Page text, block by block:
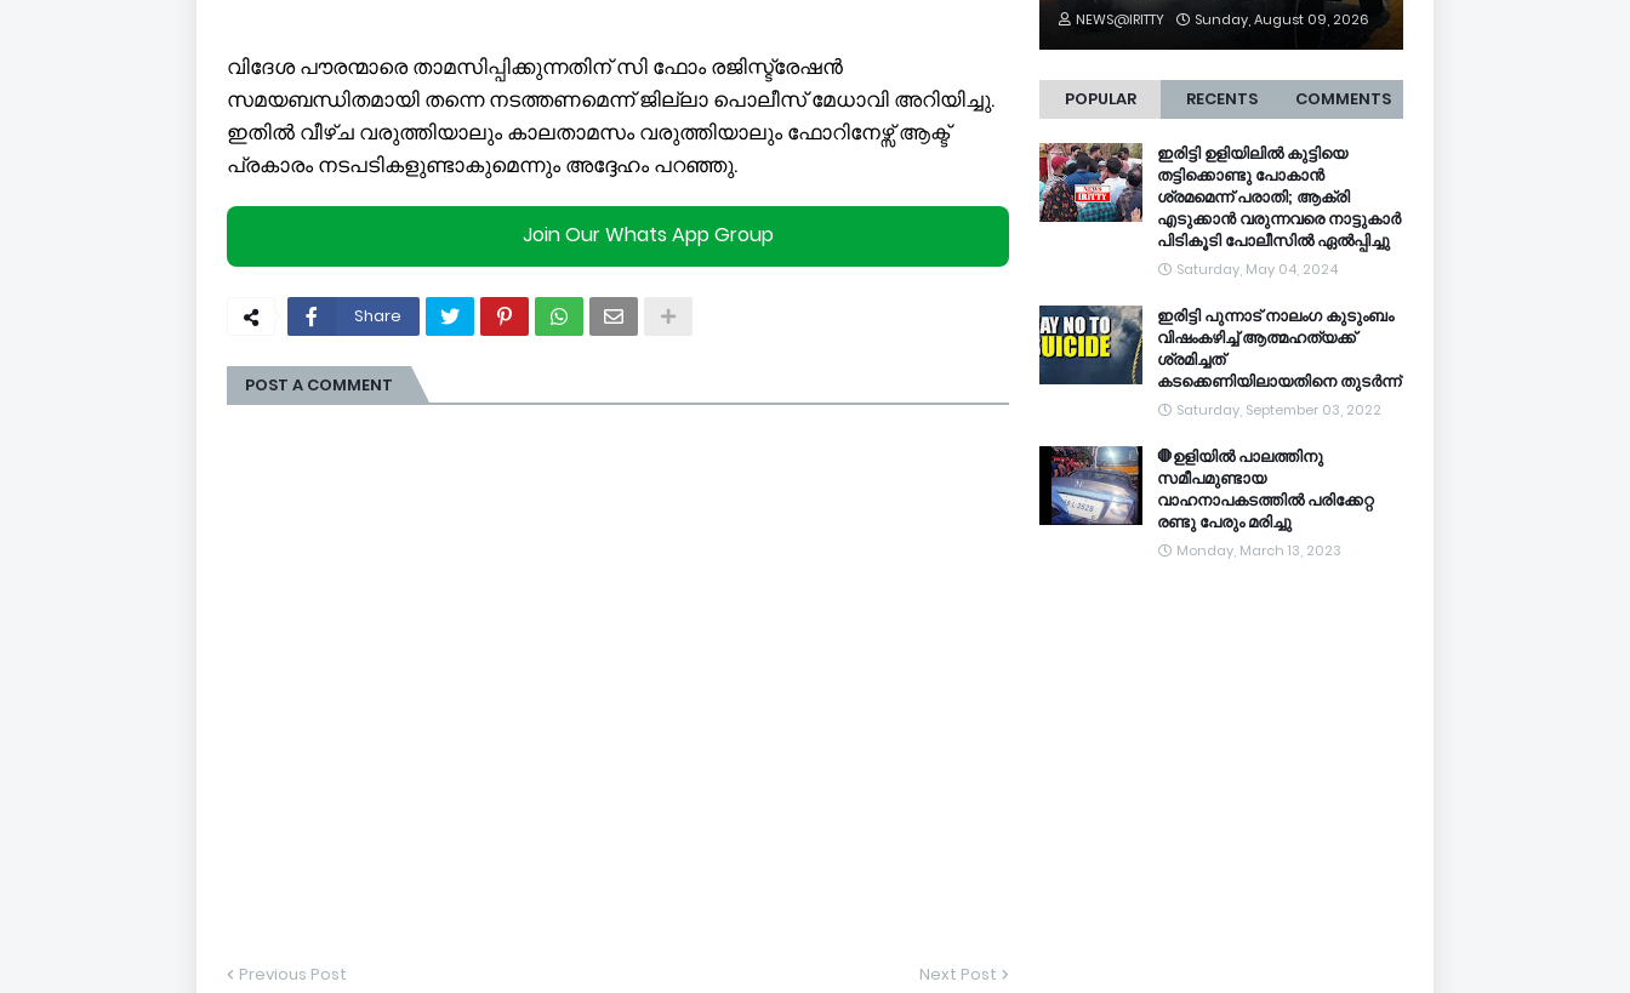
വിദേശ പൗരന്മാരെ താമസിപ്പിക്കുന്നതിന് സി ഫോം രജിസ്ട്രേഷന്‍
സമയബന്ധിതമായി തന്നെ നടത്തണമെന്ന് ജില്ലാ പൊലീസ് മേധാവി അറിയിച്ചു.
ഇതില്‍ വീഴ്ച വരുത്തിയാലും കാലതാമസം വരുത്തിയാലും ഫോറിനേഴ്സ് ആക്ട്
പ്രകാരം നടപടികളുണ്ടാകുമെന്നും അദ്ദേഹം പറഞ്ഞു.
Join Our Whats App Group
Share
POST A COMMENT
Previous Post Next Post
NEWS@IRITTY Sunday, August 09, 2026
POPULAR RECENTS COMMENTS
ഇരിട്ടി ഉളിയിലിൽ കുട്ടിയെ
തട്ടിക്കൊണ്ടു പോകാൻ
ശ്രമമെന്ന് പരാതി; ആക്രി
എടുക്കാൻ വരുന്നവരെ നാട്ടുകാർ
പിടികൂടി പോലീസിൽ ഏൽപ്പിച്ചു
Saturday, May 04, 2024
ഇരിട്ടി പുന്നാട് നാലംഗ കുടുംബം
വിഷംകഴിച്ച്‌ ആത്മഹത്യക്ക്
ശ്രമിച്ചത്
കടക്കെണിയിലായതിനെ തുടർന്ന്
Saturday, September 03, 2022
🛑ഉളിയിൽ പാലത്തിനു
സമീപമുണ്ടായ
വാഹനാപകടത്തിൽ പരിക്കേറ്റ
രണ്ടു പേരും മരിച്ചു
Monday, March 13, 2023